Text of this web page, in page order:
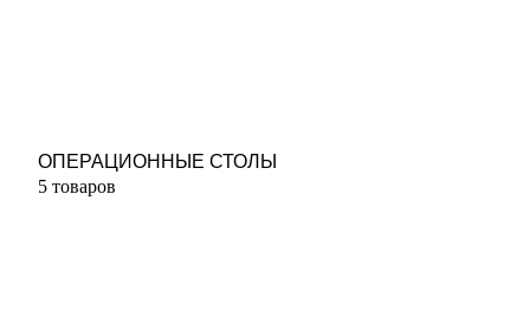
ОПЕРАЦИОННЫЕ СТОЛЫ
5 товаров